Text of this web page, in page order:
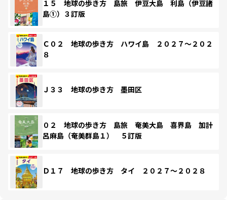
１５ 地球の歩き方 島旅 伊豆大島 利島（伊豆諸
島①）３訂版
Ｃ０２ 地球の歩き方 ハワイ島 ２０２７～２０２
８
Ｊ３３ 地球の歩き方 墨田区
０２ 地球の歩き方 島旅 奄美大島 喜界島 加計
呂麻島（奄美群島１） ５訂版
Ｄ１７ 地球の歩き方 タイ ２０２７～２０２８